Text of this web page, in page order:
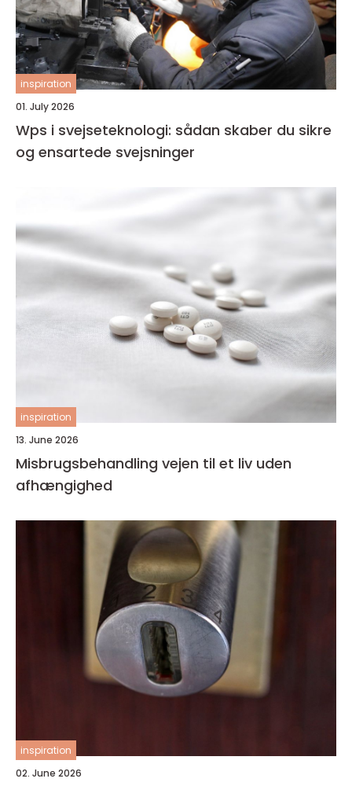
inspiration
01. July 2026
Wps i svejseteknologi: sådan skaber du sikre
og ensartede svejsninger
inspiration
13. June 2026
Misbrugsbehandling vejen til et liv uden
afhængighed
inspiration
02. June 2026